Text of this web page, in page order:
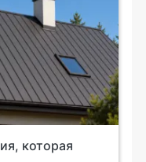
которая